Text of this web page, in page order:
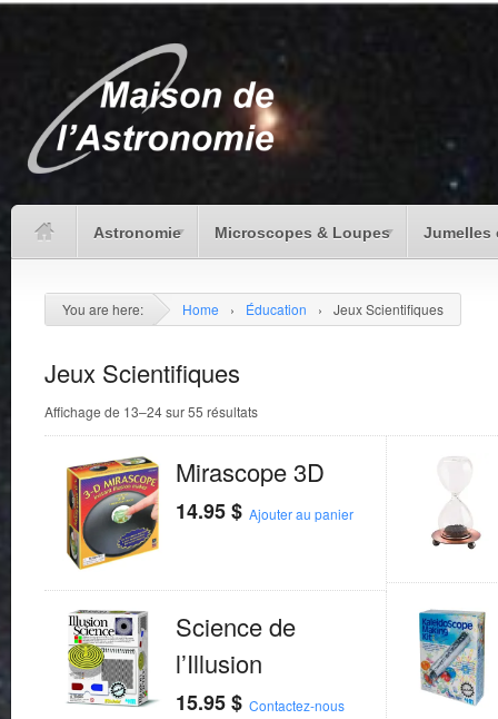
Astronomie Microscopes & Loupes Jumelles
You are here: Home › Éducation › Jeux Scientifiques
Jeux Scientifiques
Affichage de 13–24 sur 55 résultats
Mirascope 3D
14.95$ Ajouter au panier
Science de
l’Illusion
15.95$ Contactez-nous